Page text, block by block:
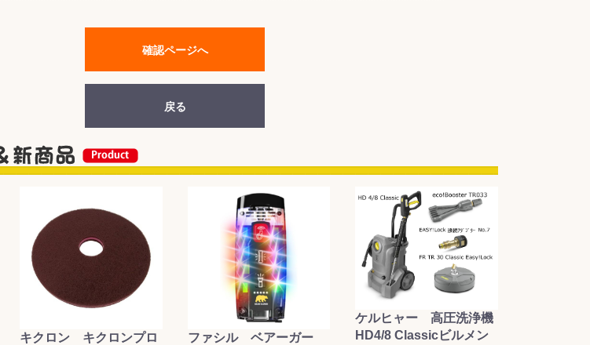
確認ページへ
戻る
キクロン キクロンプロ
ファシル ベアーガー
ケルヒャー 高圧洗浄機
HD4/8 Classicビルメン